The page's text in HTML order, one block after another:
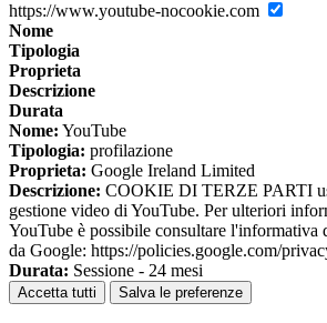
https://www.youtube-nocookie.com
Nome
Tipologia
Proprieta
Descrizione
Durata
Nome: YouTube
Tipologia: profilazione
Proprieta: Google Ireland Limited
Descrizione: COOKIE DI TERZE PARTI
gestione video di YouTube. Per ulteriori
YouTube è possibile consultare l'informativa
da Google: https://policies.google.com/
Durata: Sessione - 24 mesi
Accetta tutti Salva le preferenze